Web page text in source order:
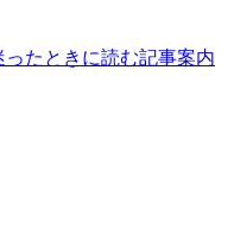
たときに読む記事案内